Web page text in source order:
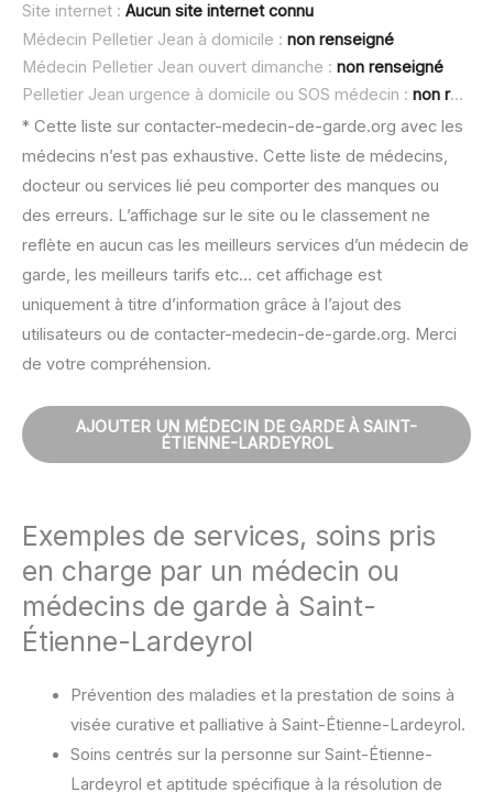
Site internet : Aucun site internet connu
Médecin Pelletier Jean à domicile : non renseigné
Médecin Pelletier Jean ouvert dimanche : non renseigné
Pelletier Jean urgence à domicile ou SOS médecin : non renseigné
* Cette liste sur contacter-medecin-de-garde.org avec les
médecins n’est pas exhaustive. Cette liste de médecins,
docteur ou services lié peu comporter des manques ou
des erreurs. L’affichage sur le site ou le classement ne
reflète en aucun cas les meilleurs services d’un médecin de
garde, les meilleurs tarifs etc… cet affichage est
uniquement à titre d’information grâce à l’ajout des
utilisateurs ou de contacter-medecin-de-garde.org. Merci
de votre compréhension.
AJOUTER UN MÉDECIN DE GARDE À SAINT-
ÉTIENNE-LARDEYROL
Exemples de services, soins pris
en charge par un médecin ou
médecins de garde à Saint-
Étienne-Lardeyrol
Prévention des maladies et la prestation de soins à
visée curative et palliative à Saint-Étienne-Lardeyrol.
Soins centrés sur la personne sur Saint-Étienne-
Lardeyrol et aptitude spécifique à la résolution de